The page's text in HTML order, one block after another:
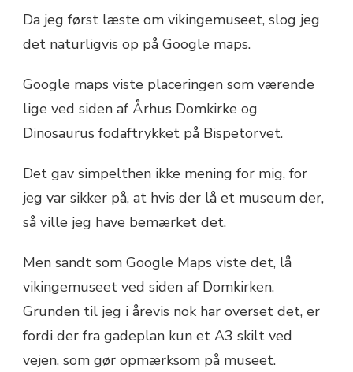
Da jeg først læste om vikingemuseet, slog jeg
det naturligvis op på Google maps.
Google maps viste placeringen som værende
lige ved siden af Århus Domkirke og
Dinosaurus fodaftrykket på Bispetorvet.
Det gav simpelthen ikke mening for mig, for
jeg var sikker på, at hvis der lå et museum der,
så ville jeg have bemærket det.
Men sandt som Google Maps viste det, lå
vikingemuseet ved siden af Domkirken.
Grunden til jeg i årevis nok har overset det, er
fordi der fra gadeplan kun et A3 skilt ved
vejen, som gør opmærksom på museet.